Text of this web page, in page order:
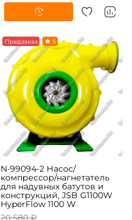
-5% Предзаказ 5
N-99094-2 Насос/
компрессор/нагнетатель
для надувных батутов и
конструкций, JSB G1100W
HyperFlow 1100 W